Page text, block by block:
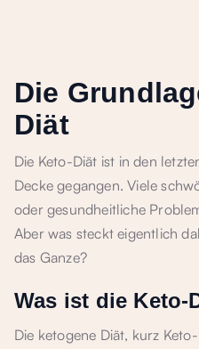
Die
Diät
Die Keto-Diät ist in den
Decke gegangen. Viele
oder gesundheitliche
Aber was steckt eigentlich
das Ganze?
Was ist die Keto-
Die ketogene Diät, kurz